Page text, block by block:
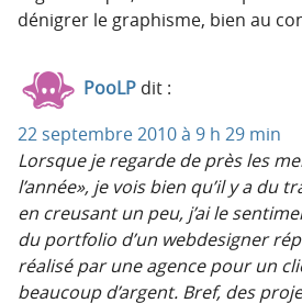
dénigrer le graphisme, bien au
PooLP dit :
22 septembre 2010 à 9 h 29 min
Lorsque je regarde de près les
l’année», je vois bien qu’il y a du
en creusant un peu, j’ai le
du portfolio d’un webdesigner
réalisé par une agence pour un
beaucoup d’argent. Bref, des